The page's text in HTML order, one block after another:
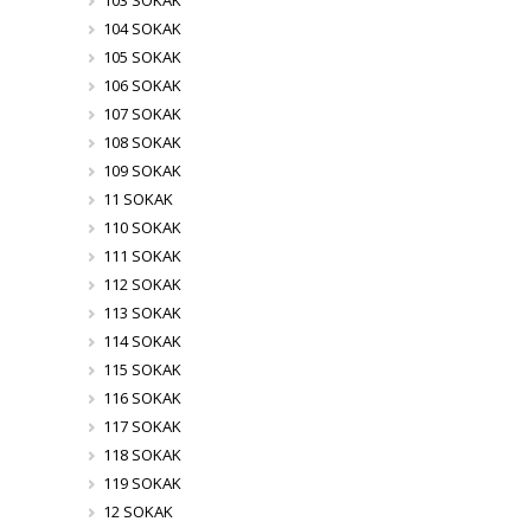
104 SOKAK
105 SOKAK
106 SOKAK
107 SOKAK
108 SOKAK
109 SOKAK
11 SOKAK
110 SOKAK
111 SOKAK
112 SOKAK
113 SOKAK
114 SOKAK
115 SOKAK
116 SOKAK
117 SOKAK
118 SOKAK
119 SOKAK
12 SOKAK